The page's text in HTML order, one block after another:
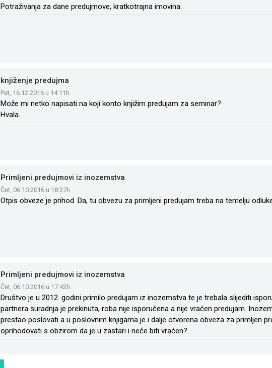
Potraživanja za dane predujmove, kratkotrajna imovina.
knjiženje predujma
Pet, 16.12.2016 u 14:11h
Može mi netko napisati na koji konto knjižim predujam za seminar?
Hvala.
Primljeni predujmovi iz inozemstva
Čet, 06.10.2016 u 18:37h
Otpis obveze je prihod. Da, tu obvezu za primljeni predujam treba na temelju
Primljeni predujmovi iz inozemstva
Čet, 06.10.2016 u 17:42h
Društvo je u 2012. godini primilo predujam iz inozemstva te je trebala slijediti
partnera suradnja je prekinuta, roba nije isporučena a nije vraćen predujam.
prestao poslovati a u poslovnim knjigama je i dalje otvorena obveza za primljen
oprihodovati s obzirom da je u zastari i neće biti vraćen?